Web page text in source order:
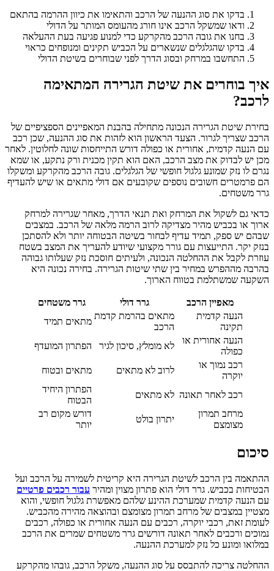
בדקו את סוג ההנעה של הרכב והתאימו את כיוון ההרמה בהתאם
ודאו שמשקל הרכב אינו חורג מהעומס המותר על הדולי
בחנו את גובה הרכב מהקרקע כדי למנוע פגיעה בעת ההעלאה
בדקו שהגלגלים שנשארים על הכביש תקינים ומנופחים כראוי
התחשבו במרחק ובסוג הדרך לפני שבוחרים בשיטת הדולי
איך בוחרים את שיטת הגרירה המתאימה
לרכב?
בחירת שיטת הגרירה הנכונה מתחילה בהבנת המאפיינים הספציפיים של
הרכב שצריך לגרור. הצעד הראשון הוא לזהות את סוג ההנעה, שכן רכב
עם הנעה קדמית, אחורית או כפולה דורש התייחסות שונה לחלוטין. לאחר
מכן יש לבדוק את מצב הרכב, האם הוא תקין מכנית ורק נתקע, או שמא
נגרם לו נזק שמונע גלגול חופשי של הגלגלים. גובה הרכב מהקרקע ומשקלו
הם פרמטרים חשובים נוספים שקובעים אם דולי מתאים או שיש להעדיף
גרר משטחים.
כדאי גם לשקול את המרחק ואת תנאי הדרך, מאחר שגרירה למרחק
ארוך או בכביש מהיר מצדיקה לרוב הרמה מלאה של הרכב. במצבים
שבהם יש ספק, תמיד עדיף לבחור בשיטה הבטוחה יותר ולא להסתכן
בנזק יקר. התייעצות עם גורר מקצועי שיודע להעריך את המצב בשטח
עוזרת לקבל את ההחלטה הנכונה, ולעיתים חוסכת נזק שעלותו גבוהה
בהרבה מההפרש במחיר בין שתי שיטות הגרירה. בחירה נכונה היא
השקעה שמשתלמת בטווח הארוך.
מאפיין הרכב גרר דולי
גרר משטחים
הנעה קדמית
תקינה
מתאים בהרמת קדמת
הרכב
מתאים תמיד
הנעה אחורית או
כפולה
לא מומלץ, סיכון לגיר
הפתרון המועדף
רכב נמוך או
יוקרה
לרוב לא מתאים מתאים ובטוח
רכב לאחר תאונה לא מתאים
הפתרון היחיד
הבטוח
מרחב תמרון
מצומצם
יתרון בולט
דורש מקום רב
יותר
סיכום
ההתאמה בין הרכב לשיטת הגרירה היא קריטית לשמירה על הרכב ועל
הבטיחות בכביש. גרר דולי הוא פתרון מצוין ומהיר עבור רכבים פרטיים
עם הנעה קדמית שמערכת ההינע שלהם מאפשרת גלגול חופשי, והוא
מצטיין במצבים של מרחב תמרון מצומצם ובהוצאה מהירה מהכביש.
לעומת זאת, רכבי יוקרה, רכבים עם הנעה אחורית או כפולה, רכבים
נמוכים ורכבים לאחר תאונה דורשים גרר משטחים שמרים את הרכב
במלואו ומונע כל נזק למערכת ההנעה.
ההחלטה צריכה להתבסס על סוג ההנעה, משקל הרכב, גובהו מהקרקע